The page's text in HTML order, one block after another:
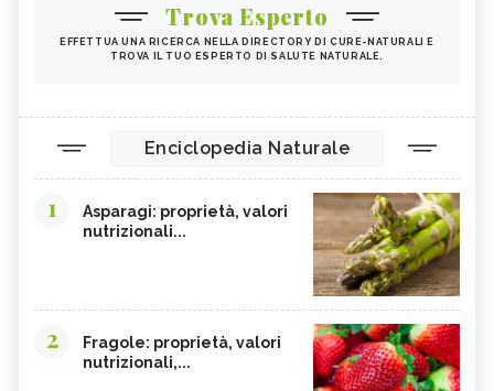
Trova Esperto
EFFETTUA UNA RICERCA NELLA DIRECTORY DI CURE-NATURALI E
TROVA IL TUO ESPERTO DI SALUTE NATURALE.
Enciclopedia Naturale
1
Asparagi: proprietà, valori
nutrizionali...
2
Fragole: proprietà, valori
nutrizionali,...